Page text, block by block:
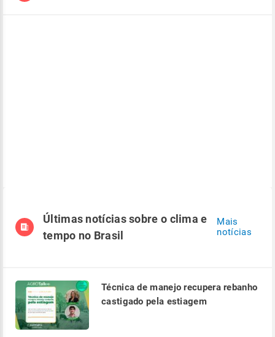
Últimas notícias sobre o clima e
tempo no Brasil
Mais
notícias
Técnica de manejo recupera rebanho
castigado pela estiagem